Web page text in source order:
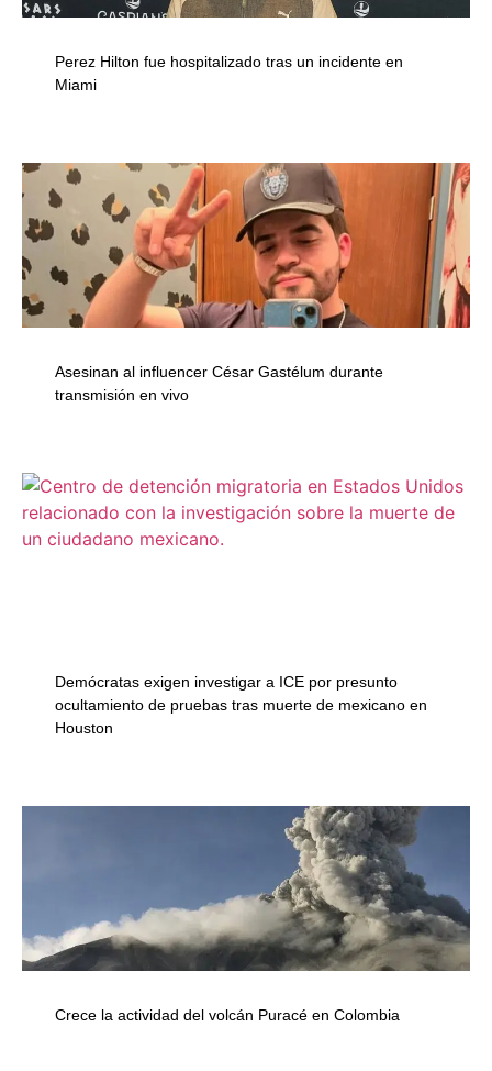
Perez Hilton fue hospitalizado tras un incidente en
Miami
Asesinan al influencer César Gastélum durante
transmisión en vivo
Demócratas exigen investigar a ICE por presunto
ocultamiento de pruebas tras muerte de mexicano en
Houston
Crece la actividad del volcán Puracé en Colombia